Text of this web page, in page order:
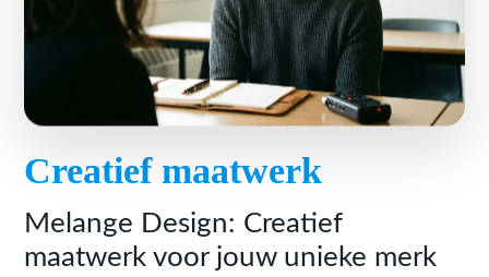
Creatief maatwerk
Melange Design: Creatief
maatwerk voor jouw unieke merk